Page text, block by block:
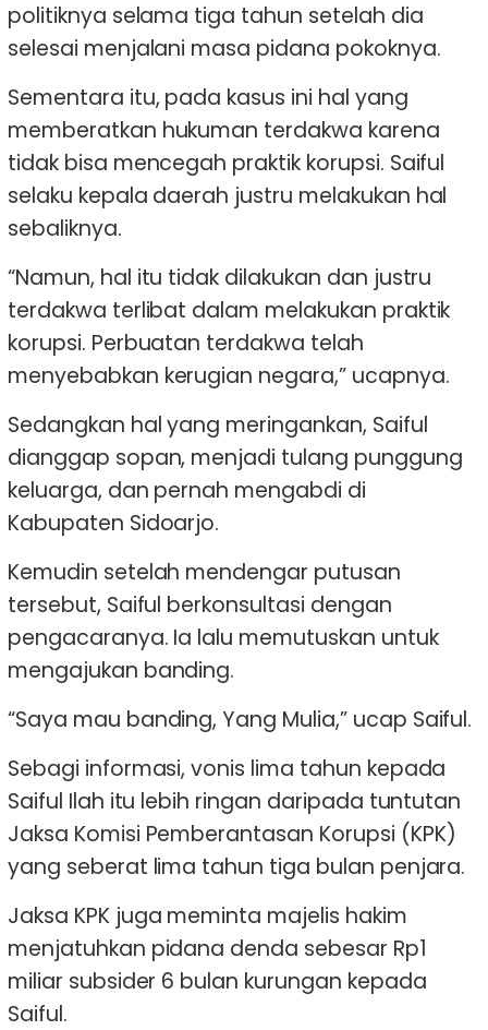
politiknya selama tiga tahun setelah dia
selesai menjalani masa pidana pokoknya.
Sementara itu, pada kasus ini hal yang
memberatkan hukuman terdakwa karena
tidak bisa mencegah praktik korupsi. Saiful
selaku kepala daerah justru melakukan hal
sebaliknya.
“Namun, hal itu tidak dilakukan dan justru
terdakwa terlibat dalam melakukan praktik
korupsi. Perbuatan terdakwa telah
menyebabkan kerugian negara,” ucapnya.
Sedangkan hal yang meringankan, Saiful
dianggap sopan, menjadi tulang punggung
keluarga, dan pernah mengabdi di
Kabupaten Sidoarjo.
Kemudin setelah mendengar putusan
tersebut, Saiful berkonsultasi dengan
pengacaranya. Ia lalu memutuskan untuk
mengajukan banding.
“Saya mau banding, Yang Mulia,” ucap Saiful.
Sebagi informasi, vonis lima tahun kepada
Saiful Ilah itu lebih ringan daripada tuntutan
Jaksa Komisi Pemberantasan Korupsi (KPK)
yang seberat lima tahun tiga bulan penjara.
Jaksa KPK juga meminta majelis hakim
menjatuhkan pidana denda sebesar Rp1
miliar subsider 6 bulan kurungan kepada
Saiful.